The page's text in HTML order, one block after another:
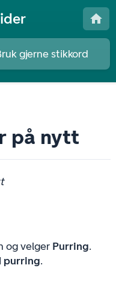
på nytt
og velger Purring.
purring.